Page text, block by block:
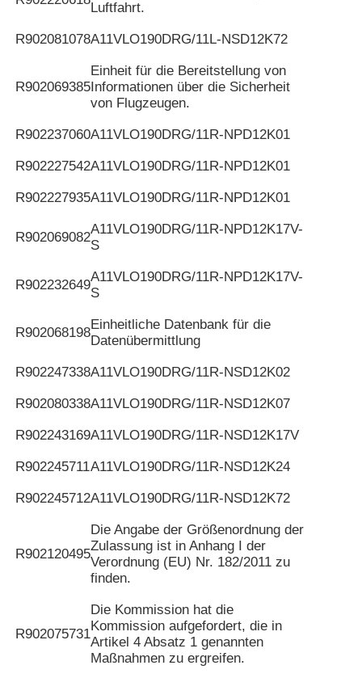
Luftfahrt.
R902081078A11VLO190DRG/11L-NSD12K72
R902069385
Einheit für die Bereitstellung von
Informationen über die Sicherheit
von Flugzeugen.
R902237060A11VLO190DRG/11R-NPD12K01
R902227542A11VLO190DRG/11R-NPD12K01
R902227935A11VLO190DRG/11R-NPD12K01
R902069082
A11VLO190DRG/11R-NPD12K17V-
S
R902232649
A11VLO190DRG/11R-NPD12K17V-
S
R902068198
Einheitliche Datenbank für die
Datenübermittlung
R902247338A11VLO190DRG/11R-NSD12K02
R902080338A11VLO190DRG/11R-NSD12K07
R902243169A11VLO190DRG/11R-NSD12K17V
R902245711A11VLO190DRG/11R-NSD12K24
R902245712A11VLO190DRG/11R-NSD12K72
R902120495
Die Angabe der Größenordnung der
Zulassung ist in Anhang I der
Verordnung (EU) Nr. 182/2011 zu
finden.
R902075731
Die Kommission hat die
Kommission aufgefordert, die in
Artikel 4 Absatz 1 genannten
Maßnahmen zu ergreifen.